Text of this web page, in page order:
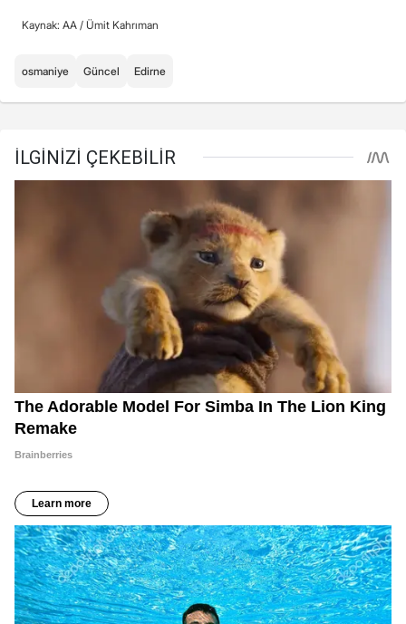
Kaynak: AA / Ümit Kahrıman
osmaniye Güncel Edirne